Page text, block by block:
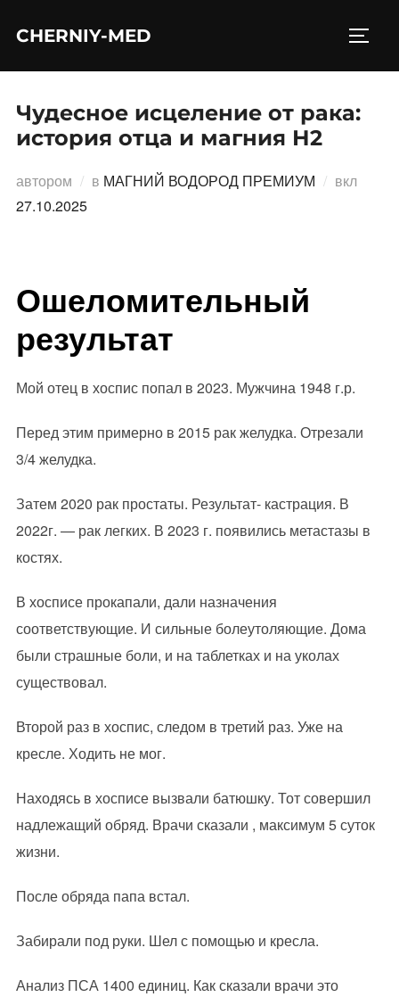
CHERNIY-MED
Чудесное исцеление от рака:
история отца и магния Н2
автором в МАГНИЙ ВОДОРОД ПРЕМИУМ вкл
27.10.2025
Ошеломительный
результат
Мой отец в хоспис попал в 2023. Мужчина 1948 г.р.
Перед этим примерно в 2015 рак желудка. Отрезали
3/4 желудка.
Затем 2020 рак простаты. Результат- кастрация. В
2022г. — рак легких. В 2023 г. появились метастазы в
костях.
В хосписе прокапали, дали назначения
соответствующие. И сильные болеутоляющие. Дома
были страшные боли, и на таблетках и на уколах
существовал.
Второй раз в хоспис, следом в третий раз. Уже на
кресле. Ходить не мог.
Находясь в хосписе вызвали батюшку. Тот совершил
надлежащий обряд. Врачи сказали , максимум 5 суток
жизни.
После обряда папа встал.
Забирали под руки. Шел с помощью и кресла.
Анализ ПСА 1400 единиц. Как сказали врачи это